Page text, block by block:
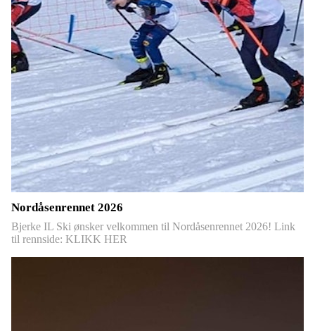
Nordåsenrennet 2026
Bjerke IL Ski ønsker velkommen til Nordåsenrennet 2026! Link
til rennside: KLIKK HER